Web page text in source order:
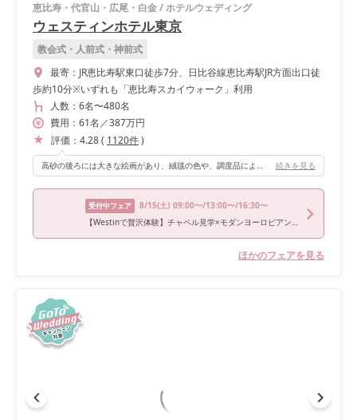
恵比寿・代官山・広尾・白金/ホテルウェディング
ウェスティンホテル東京
教会式・人前式・神前式
最寄： JR恵比寿駅東口徒歩7分、日比谷線恵比寿駅JR方面出口徒
歩約10分※いずれも「恵比寿スカイウォーク」利用
人数： 6名〜480名
費用： 61名 ／387万円
評価： 4.28( 1120件)
高砂の後ろには大きな絵画があり、絨毯の色や、調度品によりゴージャスな雰囲気があります。あまり装飾が多くなくても映える会場です。 続きを見る
受付中フェア 8/15(土) 09:00〜/13:00〜/16:30〜
【Westinで贅沢体験】チャペル見学×モダンヨーロピアン会場コーディネート紹介＆期間限定スイーツ試食｜馬車見学も
ほかのフェアを見る